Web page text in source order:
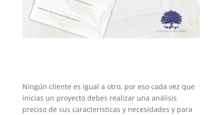
Ningún cliente es igual a otro, por eso cada vez que
inicias un proyecto debes realizar una análisis
preciso de sus caracteristicas y necesidades y para